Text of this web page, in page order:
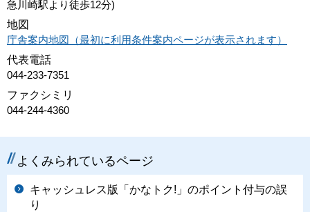
急川崎駅より徒歩12分)
地図
庁舎案内地図（最初に利用条件案内ページが表示されます）
代表電話
044-233-7351
ファクシミリ
044-244-4360
よくみられているページ
キャッシュレス版「かなトク!」のポイント付与の誤
り